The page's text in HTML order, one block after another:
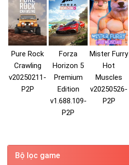
Pure Rock
Crawling
v20250211-
P2P
Forza
Horizon 5
Premium
Edition
v1.688.109-
P2P
Mister Furry
Hot
Muscles
v20250526-
P2P
Bộ lọc game